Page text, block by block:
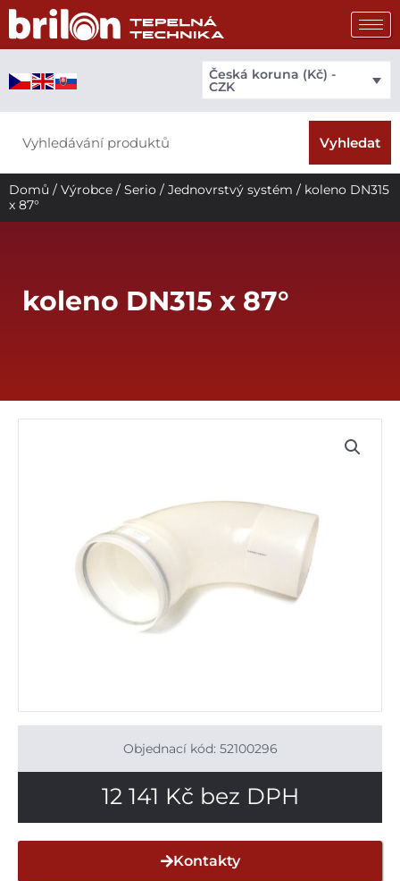
Přeskočit
obsah
Česká koruna (Kč) -
CZK
Vyhledat
Domů / Výrobce / Serio / Jednovrstvý systém / koleno DN315
x 87°
koleno DN315 x 87°
Objednací kód: 52100296
12 141 Kč bez DPH
Kontakty